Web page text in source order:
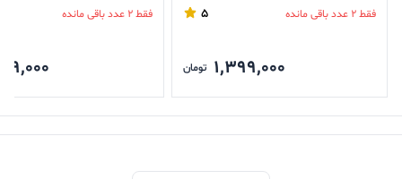
فقط 2 عدد باقی مانده 5
1,399,000 تومان
فقط 2 عدد باقی مانده